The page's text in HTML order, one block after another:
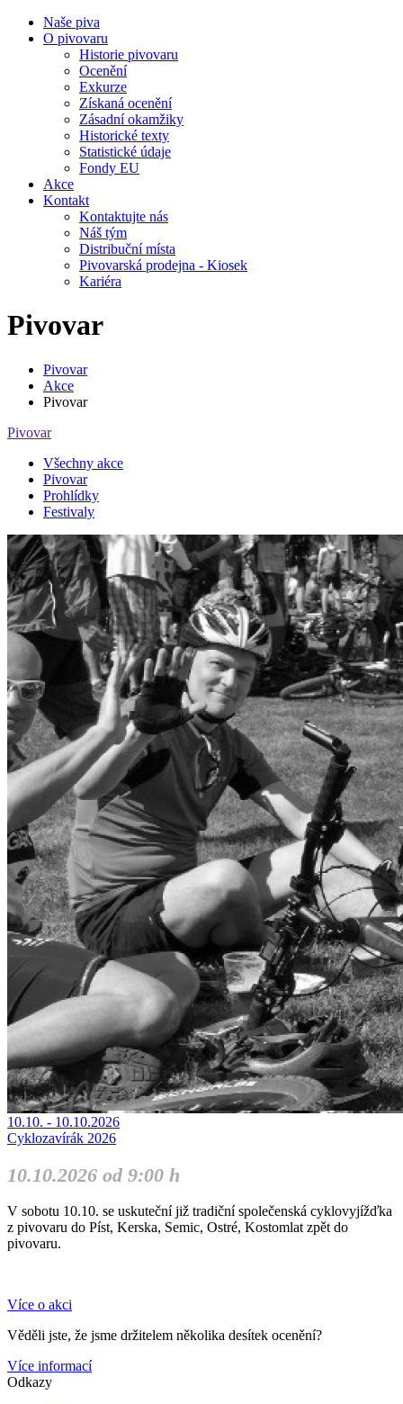
Naše piva
O pivovaru
Historie pivovaru
Ocenění
Exkurze
Získaná ocenění
Zásadní okamžiky
Historické texty
Statistické údaje
Fondy EU
Akce
Kontakt
Kontaktujte nás
Náš tým
Distribuční místa
Pivovarská prodejna - Kiosek
Kariéra
Pivovar
Pivovar
Akce
Pivovar
Pivovar
Všechny akce
Pivovar
Prohlídky
Festivaly
10.10. - 10.10.2026
Cyklozavírák 2026
10.10.2026 od 9:00 h
V sobotu 10.10. se uskuteční již tradiční společenská cyklovyjížďka
z pivovaru do Píst, Kerska, Semic, Ostré, Kostomlat zpět do
pivovaru.
Více o akci
Věděli jste, že jsme držitelem několika desítek ocenění?
Více informací
Odkazy